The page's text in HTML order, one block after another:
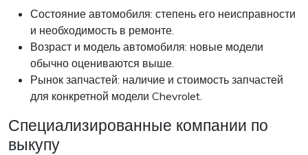
Состояние автомобиля: степень его неисправности
и необходимость в ремонте.
Возраст и модель автомобиля: новые модели
обычно оцениваются выше.
Рынок запчастей: наличие и стоимость запчастей
для конкретной модели Chevrolet.
Специализированные компании по
выкупу